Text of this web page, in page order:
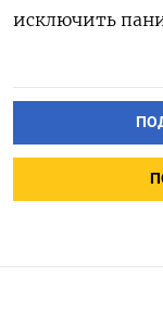
исключить